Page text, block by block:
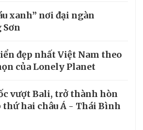
xanh” nơi đại ngàn
Sơn
đẹp nhất Việt Nam theo
của Lonely Planet
vượt Bali, trở thành hòn
thứ hai châu Á - Thái Bình